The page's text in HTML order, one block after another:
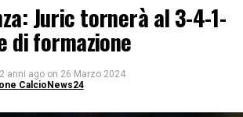
Juric tornerà al 3-4-1-
di formazione
2 anni ago on 26 Marzo 2024
CalcioNews24